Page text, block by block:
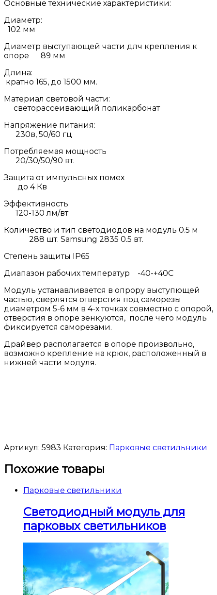
Основные технические характеристики:
Диаметр:
102 мм
Диаметр выступающей части длч крепления к
опоре 89 мм
Длина:
кратно 165, до 1500 мм.
Материал световой части:
светорассеивающий поликарбонат
Напряжение питания:
230в, 50/60 гц
Потребляемая мощность
20/30/50/90 вт.
Защита от импульсных помех
до 4 Кв
Эффективность
120-130 лм/вт
Количество и тип светодиодов на модуль 0.5 м
288 шт. Samsung 2835 0.5 вт.
Степень защиты IP65
Диапазон рабочих температур -40-+40С
Модуль устанавливается в опрору выступющей
частью, сверлятся отверстия под саморезы
диаметром 5-6 мм в 4-х точках совместно с опорой,
отверстия в опоре зенкуются, после чего модуль
фиксируется саморезами.
Драйвер располагается в опоре произвольно,
возможно крепление на крюк, расположенный в
нижней части модуля.
Артикул: 5983 Категория: Парковые светильники
Похожие товары
Парковые светильники
Светодиодный модуль для
парковых светильников